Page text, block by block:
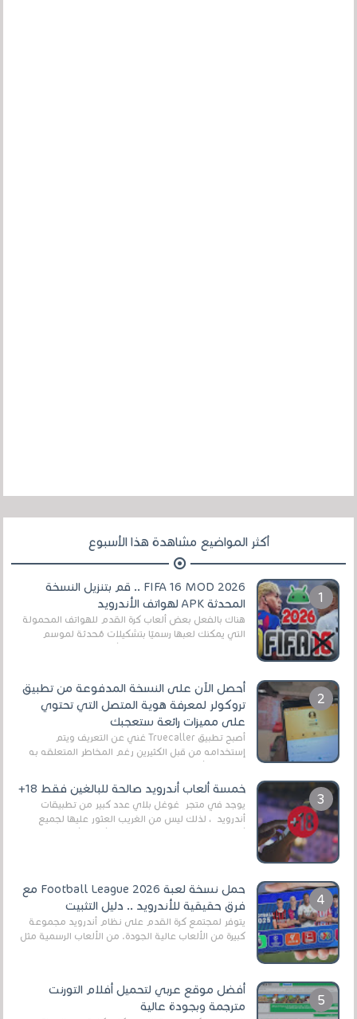
أكثر المواضيع مشاهدة هذا الأسبوع
FIFA 16 MOD 2026 .. قم بتنزيل النسخة
المحدثة APK لهواتف الأندرويد
هناك بالفعل بعض ألعاب كرة القدم للهواتف المحمولة
التي يمكنك لعبها رسميًا بتشكيلات مُحدثة لموسم
أحصل الآن على النسخة المدفوعة من تطبيق
تروكولر لمعرفة هوية المتصل التي تحتوي
على مميزات رائعة ستعجبك
أصبح تطبيق Truecaller غني عن التعريف ويتم
إستخدامه من قبل الكثيرين رغم المخاطر المتعلقه به
وذلك من أجل التخلص من المضايقات الكثيرة في
خمسة ألعاب أندرويد صالحة للبالغين فقط 18+
يوجد في متجر غوغل بلاي عدد كبير من تطبيقات
أندرويد ، لذلك ليس من الغريب العثور عليها لجميع
أنواع الجماهير. هذه المرة نقدم 5 ألعاب أند...
حمل نسخة لعبة Football League 2026 مع
فرق حقيقية للأندرويد .. دليل التثبيت
يتوفر لمجتمع كرة القدم على نظام أندرويد مجموعة
كبيرة من الألعاب عالية الجودة. من الألعاب الرسمية مثل
أفضل موقع عربي لتحميل أفلام التورنت
مترجمة وبجودة عالية